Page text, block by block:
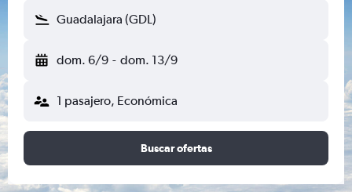
Guadalajara (GDL)
dom. 6/9 - dom. 13/9
1 pasajero, Económica
Buscar ofertas